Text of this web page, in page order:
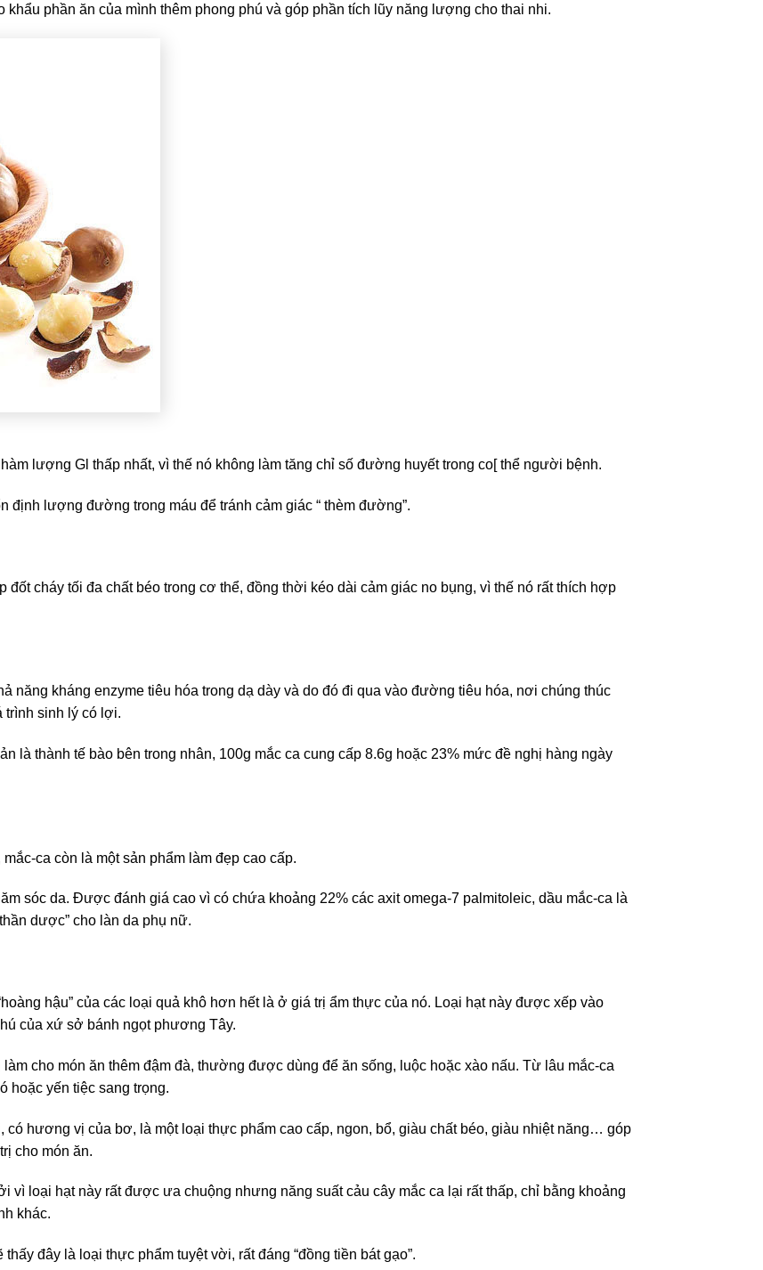
phần ăn của mình thêm phong phú và góp phần tích lũy năng lượng cho thai nhi.
lượng Gl thấp nhất, vì thế nó không làm tăng chỉ số đường huyết trong co[ thể người bệnh.
định lượng đường trong máu để tránh cảm giác “ thèm đường”.
đốt cháy tối đa chất béo trong cơ thể, đồng thời kéo dài cảm giác no bụng, vì thế nó rất thích hợp
năng kháng enzyme tiêu hóa trong dạ dày và do đó đi qua vào đường tiêu hóa, nơi chúng thúc
trình sinh lý có lợi.
là thành tế bào bên trong nhân, 100g mắc ca cung cấp 8.6g hoặc 23% mức đề nghị hàng ngày
ca còn là một sản phẩm làm đẹp cao cấp.
sóc da. Được đánh giá cao vì có chứa khoảng 22% các axit omega-7 palmitoleic, dầu mắc-ca là
dược” cho làn da phụ nữ.
hậu” của các loại quả khô hơn hết là ở giá trị ẩm thực của nó. Loại hạt này được xếp vào
của xứ sở bánh ngọt phương Tây.
cho món ăn thêm đậm đà, thường được dùng để ăn sống, luộc hoặc xào nấu. Từ lâu mắc-ca
hoặc yến tiệc sang trọng.
có hương vị của bơ, là một loại thực phẩm cao cấp, ngon, bổ, giàu chất béo, giàu nhiệt năng… góp
cho món ăn.
vì loại hạt này rất được ưa chuộng nhưng năng suất cảu cây mắc ca lại rất thấp, chỉ bằng khoảng
khác.
đây là loại thực phẩm tuyệt vời, rất đáng “đồng tiền bát gạo”.